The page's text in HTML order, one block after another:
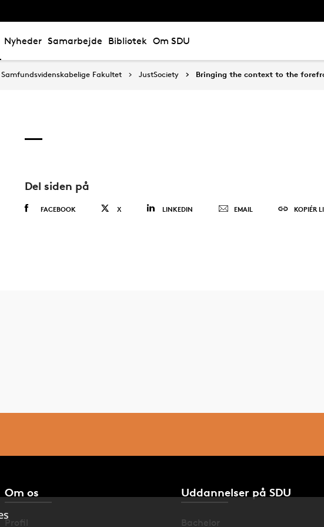
Nyheder Samarbejde Bibliotek Om SDU
Samfundsvidenskabelige Fakultet JustSociety Bringing the context to the
Del siden på
FACEBOOK X LINKEDIN EMAIL KOPIÉR
Om os
Profil
Uddannelser på SDU
Bachelor